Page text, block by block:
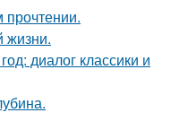
жизни.
диалог классики и